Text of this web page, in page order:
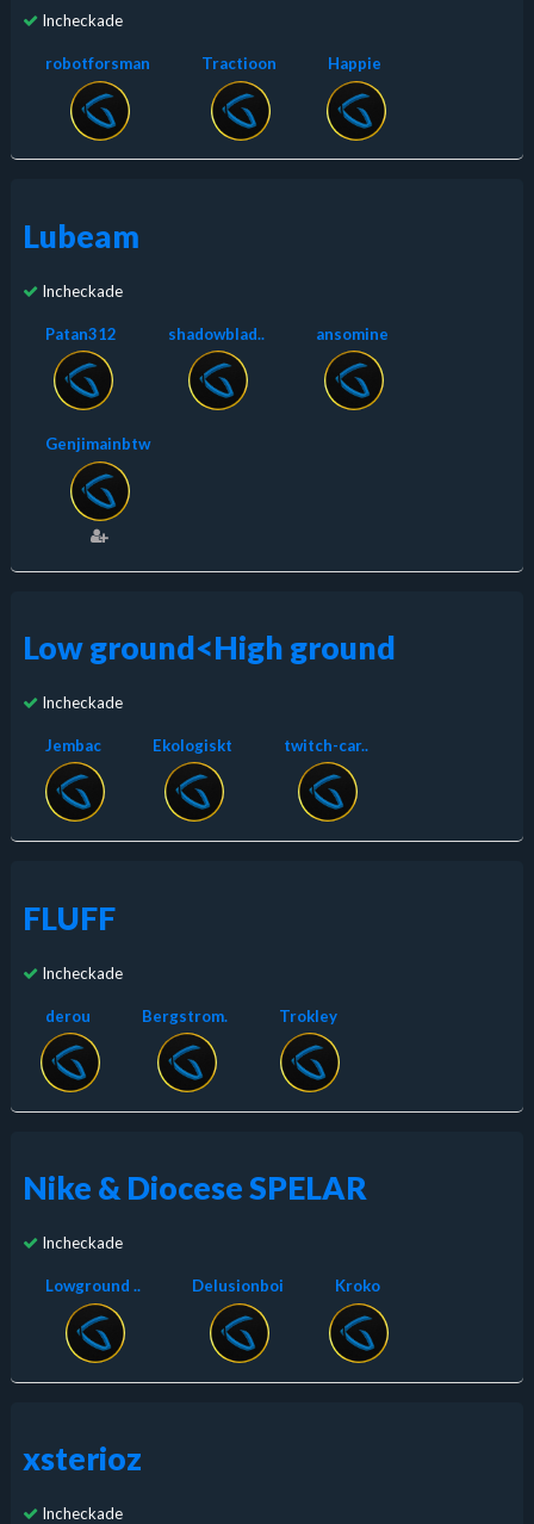
Incheckade
robotforsman Tractioon Happie
Lubeam
Incheckade
Patan312 shadowblad.. ansomine
Genjimainbtw
Low ground<High ground
Incheckade
Jembac Ekologiskt twitch-car..
FLUFF
Incheckade
derou Bergstrom. Trokley
Nike & Diocese SPELAR
Incheckade
Lowground .. Delusionboi Kroko
xsterioz
Incheckade